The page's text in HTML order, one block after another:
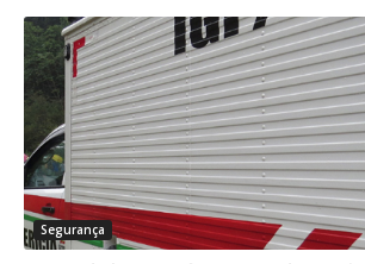
Segurança